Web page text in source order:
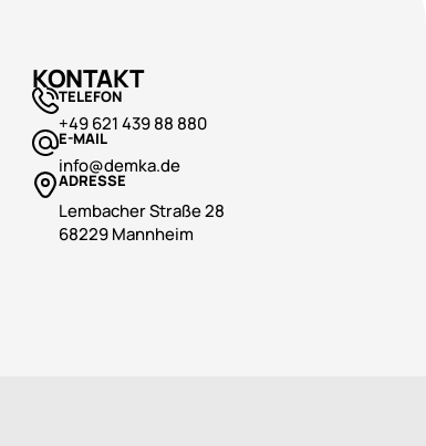
KONTAKT
TELEFON
+49 621 439 88 880
E-MAIL
info@demka.de
ADRESSE
Lembacher Straße 28
68229 Mannheim